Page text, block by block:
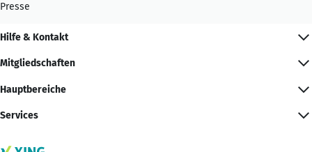
Presse
Hilfe & Kontakt
Mitgliedschaften
Hauptbereiche
Services